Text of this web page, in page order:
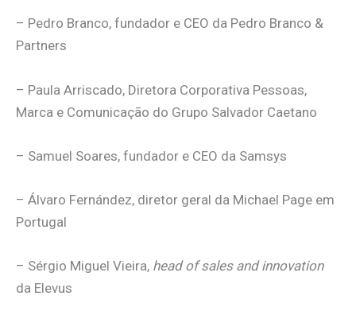
– Pedro Branco, fundador e CEO da Pedro Branco &
Partners
– Paula Arriscado, Diretora Corporativa Pessoas,
Marca e Comunicação do Grupo Salvador Caetano
– Samuel Soares, fundador e CEO da Samsys
– Álvaro Fernández, diretor geral da Michael Page em
Portugal
– Sérgio Miguel Vieira, head of sales and innovation
da Elevus